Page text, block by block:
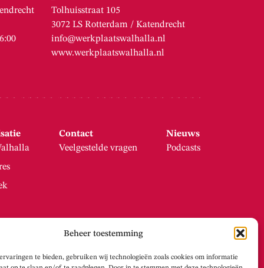
Beheer toestemming
te bieden, gebruiken wij technologieën zoals cookies om informatie
Tolhuisstraat 105
3072 LS Rotterdam / Katendrecht
info@werkplaatswalhalla.nl
www.werkplaatswalhalla.nl
Contact
Veelgestelde vragen
Nieuws
Podcasts